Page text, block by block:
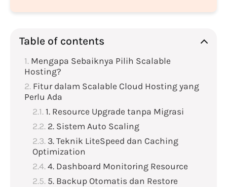
Table of contents
Mengapa Sebaiknya Pilih Scalable
Hosting?
Fitur dalam Scalable Cloud Hosting yang
Perlu Ada
1. Resource Upgrade tanpa Migrasi
2. Sistem Auto Scaling
3. Teknik LiteSpeed dan Caching
Optimization
4. Dashboard Monitoring Resource
5. Backup Otomatis dan Restore